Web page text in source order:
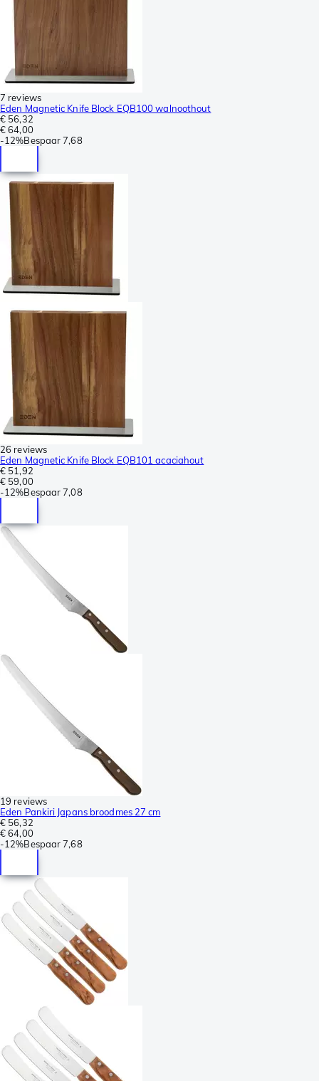
7 reviews
Eden Magnetic Knife Block EQB100 walnoothout
€ 56,32
€ 64,00
-12%Bespaar 7,68
26 reviews
Eden Magnetic Knife Block EQB101 acaciahout
€ 51,92
€ 59,00
-12%Bespaar 7,08
19 reviews
Eden Pankiri Japans broodmes 27 cm
€ 56,32
€ 64,00
-12%Bespaar 7,68